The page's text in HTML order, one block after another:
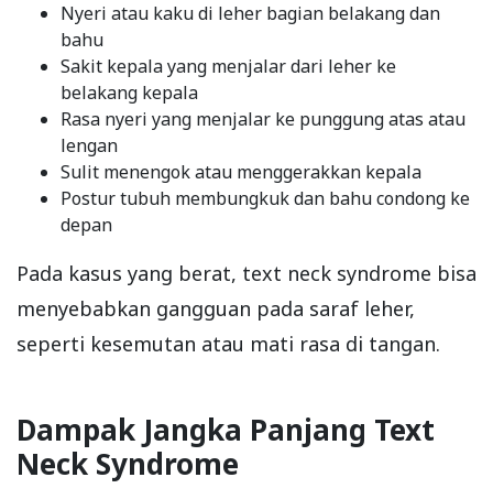
Nyeri atau kaku di leher bagian belakang dan
bahu
Sakit kepala yang menjalar dari leher ke
belakang kepala
Rasa nyeri yang menjalar ke punggung atas atau
lengan
Sulit menengok atau menggerakkan kepala
Postur tubuh membungkuk dan bahu condong ke
depan
Pada kasus yang berat, text neck syndrome bisa
menyebabkan gangguan pada saraf leher,
seperti kesemutan atau mati rasa di tangan.
Dampak Jangka Panjang Text
Neck Syndrome